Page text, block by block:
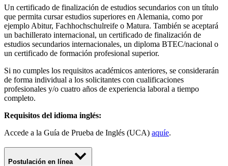
Un certificado de finalización de estudios secundarios con un título
que permita cursar estudios superiores en Alemania, como por
ejemplo Abitur, Fachhochschulreife o Matura. También se aceptará
un bachillerato internacional, un certificado de finalización de
estudios secundarios internacionales, un diploma BTEC/nacional o
un certificado de formación profesional superior.
Si no cumples los requisitos académicos anteriores, se considerarán
de forma individual a los solicitantes con cualificaciones
profesionales y/o cuatro años de experiencia laboral a tiempo
completo.
Requisitos del idioma inglés:
Accede a la Guía de Prueba de Inglés (UCA) aquíe.
Postulación en línea